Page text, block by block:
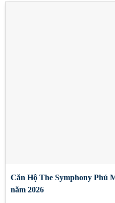
Căn Hộ The Symphony Phú
năm 2026